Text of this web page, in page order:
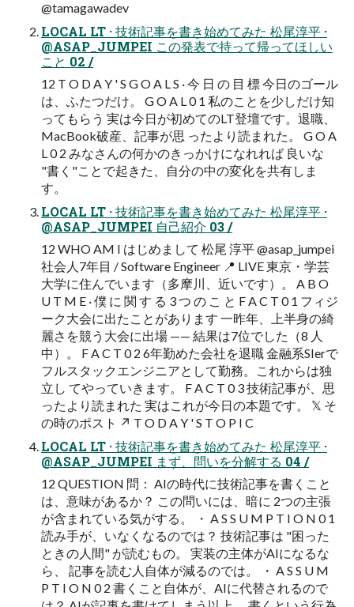
@tamagawadev
LOCAL LT · 技術記事を書き始めてみた 松尾淳平 ·
@ASAP_JUMPEI この発表で持って帰ってほしい
こと 02 /
12 T O D A Y ' S G O A L S · 今 日 の 目 標 今日のゴール
は、ふたつだけ。 G O A L 0 1 私のことを少しだけ知
ってもらう 実は今日が初めてのLT登壇です。退職、
MacBook破産、記事が思 ったより読まれた。 G O A
L 0 2 みなさんの何かのきっかけになれれば 良いな
"書く"ことで起きた、自分の中の変化を共有しま
す。
LOCAL LT · 技術記事を書き始めてみた 松尾淳平 ·
@ASAP_JUMPEI 自己紹介 03 /
12 WHO AM I はじめまして 松尾 淳平 @asap_jumpei
社会人7年目 / Software Engineer 📍 LIVE 東京・学芸
大学に住んでいます（多摩川、近いです）。 A B O
U T M E · 僕 に 関 す る 3 つ の こ と F A C T 0 1 フィジ
ーク大会に出たことがあります 一昨年、上半身の綺
麗さを競う大会に出場 —— 結果は7位でした（8 人
中）。 F A C T 0 2 6年勤めた会社を退職 金融系SIerで
フルスタックエンジニアとして勤務。これからは独
立し てやっていきます。 F A C T 0 3 技術記事が、思
ったより読まれた 実はこれが今日の本題です。 𝕏 そ
の時のポスト ↗ T O D A Y ' S T O P I C
LOCAL LT · 技術記事を書き始めてみた 松尾淳平 ·
@ASAP_JUMPEI まず、問いを分解する 04 /
12 QUESTION 問： AIの時代に技術記事を書くこと
は、意味があるか？ この問いには、暗に 2つの主張
が含まれている気がする。 ・ A S S U M P T I O N 0 1
読み手が、いなくなるのでは？ 技術記事は "困った
ときの人間" が読むもの。 実装の主体がAIになるな
ら、 記事を読む人自体が減るのでは。 ・ A S S U M
P T I O N 0 2 書くこと自体が、AIに代替されるので